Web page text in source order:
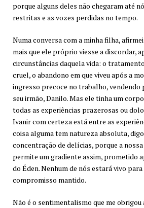
porque alguns deles não chegaram até
restritas e as vozes perdidas no tempo.
Numa conversa com a minha filha,
mais que ele próprio viesse a discordar,
circunstâncias daquela vida: o
cruel, o abandono em que viveu após a
ingresso precoce no trabalho, vendendo
seu irmão, Danilo. Mas ele tinha um
todas as experiências prazerosas ou
Ivanir com certeza está entre as
coisa alguma tem natureza absoluta,
concentração de delícias, porque a
permite um gradiente assim, prometido
do Éden. Nenhum de nós estará vivo
compromisso mantido.
Não é o sentimentalismo que me obrigou